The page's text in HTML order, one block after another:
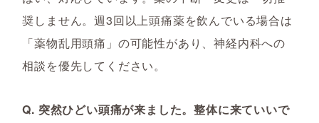
奨しません。週3回以上頭痛薬を飲んでいる場合は
「薬物乱用頭痛」の可能性があり、神経内科への
相談を優先してください。
Q. 突然ひどい頭痛が来ました。整体に来ていいで